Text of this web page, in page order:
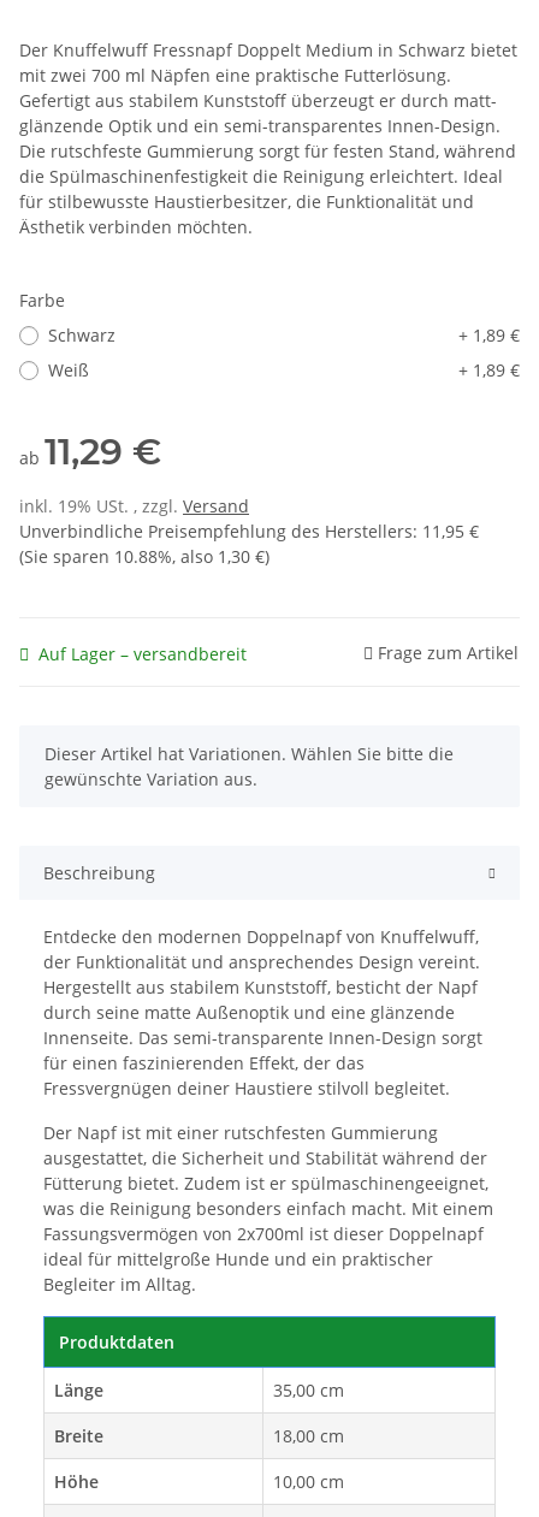
Der Knuffelwuff Fressnapf Doppelt Medium in Schwarz bietet
mit zwei 700 ml Näpfen eine praktische Futterlösung.
Gefertigt aus stabilem Kunststoff überzeugt er durch matt-
glänzende Optik und ein semi-transparentes Innen-Design.
Die rutschfeste Gummierung sorgt für festen Stand, während
die Spülmaschinenfestigkeit die Reinigung erleichtert. Ideal
für stilbewusste Haustierbesitzer, die Funktionalität und
Ästhetik verbinden möchten.
Farbe
Schwarz
+ 1,89 €
Weiß
+ 1,89 €
ab 11,29 €
inkl. 19% USt. , zzgl. Versand
Unverbindliche Preisempfehlung des Herstellers: 11,95 €
(Sie sparen 10.88%, also 1,30 €)
Auf Lager – versandbereit Frage zum Artikel
x
Dieser Artikel hat Variationen. Wählen Sie bitte die
gewünschte Variation aus.
Beschreibung
Entdecke den modernen Doppelnapf von Knuffelwuff,
der Funktionalität und ansprechendes Design vereint.
Hergestellt aus stabilem Kunststoff, besticht der Napf
durch seine matte Außenoptik und eine glänzende
Innenseite. Das semi-transparente Innen-Design sorgt
für einen faszinierenden Effekt, der das
Fressvergnügen deiner Haustiere stilvoll begleitet.
Der Napf ist mit einer rutschfesten Gummierung
ausgestattet, die Sicherheit und Stabilität während der
Fütterung bietet. Zudem ist er spülmaschinengeeignet,
was die Reinigung besonders einfach macht. Mit einem
Fassungsvermögen von 2x700ml ist dieser Doppelnapf
ideal für mittelgroße Hunde und ein praktischer
Begleiter im Alltag.
Produktdaten
Länge
35,00 cm
Breite
18,00 cm
Höhe
10,00 cm